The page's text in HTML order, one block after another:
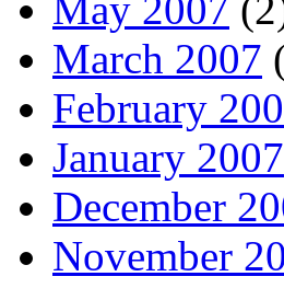
March 2007
February
January 2007
December
November